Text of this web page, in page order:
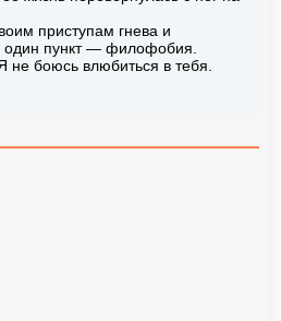
приступам гнева и
один пункт — филофобия.
боюсь влюбиться в тебя.